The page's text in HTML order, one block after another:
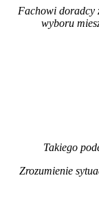
Fachowi doradcy
wyboru
Takiego
Zrozumienie